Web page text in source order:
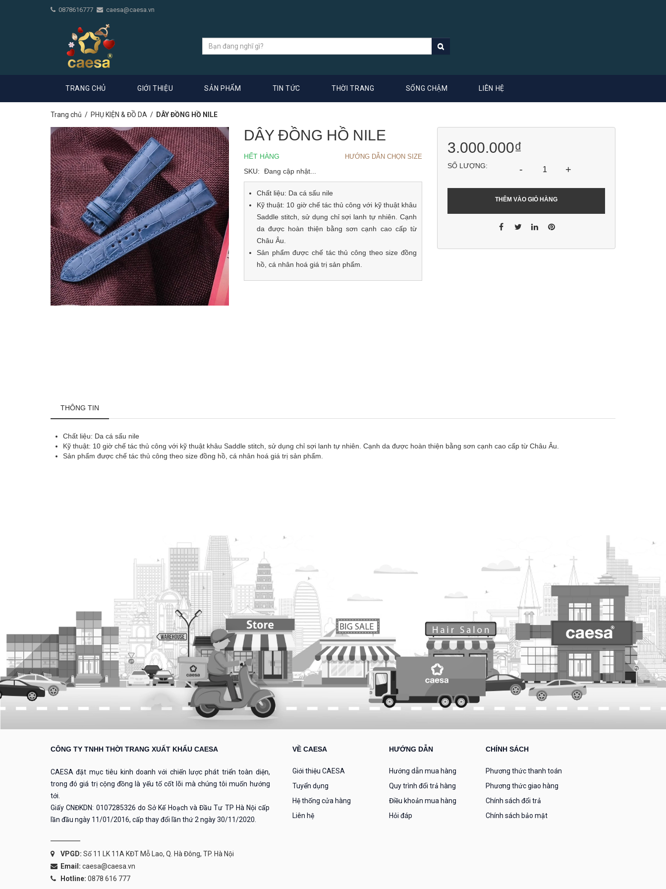
0878616777 caesa@caesa.vn
TRANG CHỦ GIỚI THIỆU SẢN PHẨM TIN TỨC THỜI TRANG SỐNG CHẬM LIÊN HỆ
Trang chủ / PHỤ KIỆN & ĐỒ DA / DÂY ĐỒNG HỒ NILE
DÂY ĐỒNG HỒ NILE
HẾT HÀNG HƯỚNG DẪN CHỌN SIZE
SKU: Đang cập nhật...
Chất liệu: Da cá sấu nile
Kỹ thuật: 10 giờ chế tác thủ công với kỹ thuật khâu
Saddle stitch, sử dụng chỉ sợi lanh tự nhiên. Cạnh
da được hoàn thiện bằng sơn cạnh cao cấp từ
Châu Âu.
Sản phẩm được chế tác thủ công theo size đồng
hồ, cá nhân hoá giá trị sản phẩm.
3.000.000₫
SỐ LƯỢNG: - +
THÊM VÀO GIỎ HÀNG
THÔNG TIN
Chất liệu: Da cá sấu nile
Kỹ thuật: 10 giờ chế tác thủ công với kỹ thuật khâu Saddle stitch, sử dụng chỉ sợi lanh tự nhiên. Cạnh da được hoàn thiện bằng sơn cạnh cao cấp từ Châu Âu.
Sản phẩm được chế tác thủ công theo size đồng hồ, cá nhân hoá giá trị sản phẩm.
CÔNG TY TNHH THỜI TRANG XUẤT KHẨU CAESA
CAESA đặt mục tiêu kinh doanh với chiến lược phát triển toàn diện,
trong đó giá trị cộng đồng là yếu tố cốt lõi mà chúng tôi muốn hướng
tới.
Giấy CNĐKDN: 0107285326 do Sở Kế Hoạch và Đầu Tư TP Hà Nội cấp
lần đầu ngày 11/01/2016, cấp thay đổi lần thứ 2 ngày 30/11/2020.
VPGD: Số 11 LK 11A KĐT Mỗ Lao, Q. Hà Đông, TP. Hà Nội
Email: caesa@caesa.vn
Hotline: 0878 616 777
VỀ CAESA
Giới thiệu CAESA
Tuyển dụng
Hệ thống cửa hàng
Liên hệ
HƯỚNG DẪN
Hướng dẫn mua hàng
Quy trình đổi trả hàng
Điều khoản mua hàng
Hỏi đáp
CHÍNH SÁCH
Phương thức thanh toán
Phương thức giao hàng
Chính sách đổi trả
Chính sách bảo mật